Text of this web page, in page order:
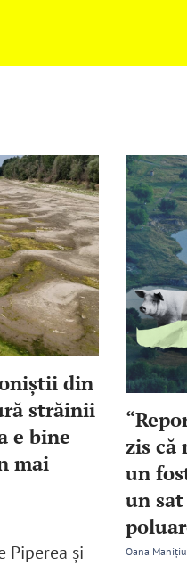
din
străinii
e bine
mai
Piperea și
zis că
un
un
Oana Manițiu